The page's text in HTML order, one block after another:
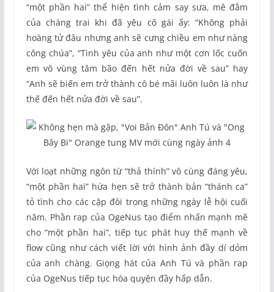
“một phần hai” thể hiện tình cảm say sưa, mê đắm
của chàng trai khi đã yêu cô gái ấy: “Không phải
hoàng tử đâu nhưng anh sẽ cưng chiều em như nàng
công chúa”, “Tình yêu của anh như một cơn lốc cuốn
em vô vùng tâm bão đến hết nửa đời về sau” hay
“Anh sẽ biến em trở thành cô bé mãi luôn luôn là như
thế đến hết nửa đời về sau”.
Với loạt những ngôn từ “thả thính” vô cùng đáng yêu,
“một phần hai” hứa hẹn sẽ trở thành bản “thánh ca”
tỏ tình cho các cặp đôi trong những ngày lễ hội cuối
năm. Phần rap của OgeNus tạo điểm nhấn mạnh mẽ
cho “một phần hai”, tiếp tục phát huy thế mạnh về
flow cũng như cách viết lời với hình ảnh đầy dí dỏm
của anh chàng. Giọng hát của Anh Tú và phần rap
của OgeNus tiếp tục hòa quyện đầy hấp dẫn.